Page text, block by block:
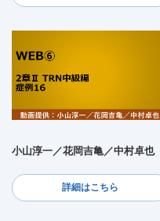
小山淳一／花岡吉亀／中村卓也
詳細はこちら